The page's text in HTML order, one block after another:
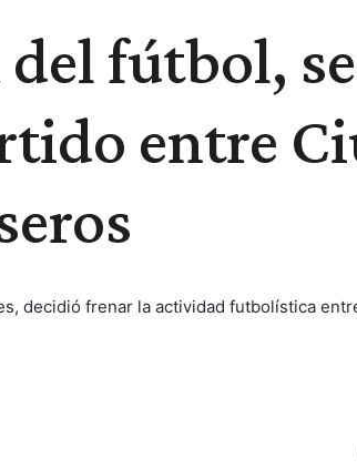
fútbol,
entre
decidió frenar la actividad futbolística